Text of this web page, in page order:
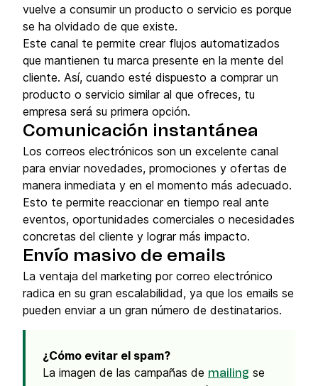
vuelve a consumir un producto o servicio es porque
se ha olvidado de que existe.
Este canal te permite crear flujos automatizados
que mantienen tu marca presente en la mente del
cliente. Así, cuando esté dispuesto a comprar un
producto o servicio similar al que ofreces, tu
empresa será su primera opción.
Comunicación instantánea
Los correos electrónicos son un excelente canal
para enviar novedades, promociones y ofertas de
manera inmediata y en el momento más adecuado.
Esto te permite reaccionar en tiempo real ante
eventos, oportunidades comerciales o necesidades
concretas del cliente y lograr más impacto.
Envío masivo de emails
La ventaja del marketing por correo electrónico
radica en su gran escalabilidad, ya que los emails se
pueden enviar a un gran número de destinatarios.
¿Cómo evitar el spam?
La imagen de las campañas de mailing se